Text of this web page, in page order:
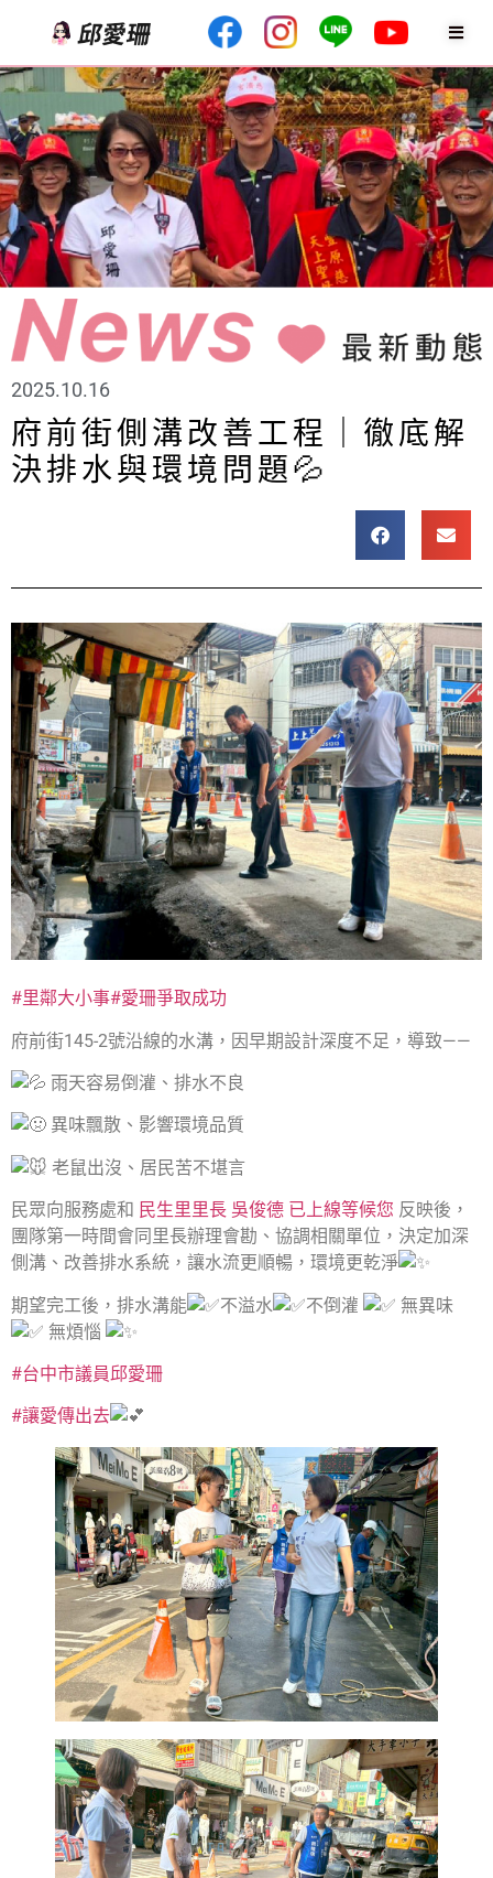
2025.10.16
府前街側溝改善工程｜徹底解
決排水與環境問題💦
#里鄰大小事#愛珊爭取成功
府前街145-2號沿線的水溝，因早期設計深度不足，導致——
雨天容易倒灌、排水不良
異味飄散、影響環境品質
老鼠出沒、居民苦不堪言
民眾向服務處和 民生里里長 吳俊德 已上線等候您 反映後，
團隊第一時間會同里長辦理會勘、協調相關單位，決定加深
側溝、改善排水系統，讓水流更順暢，環境更乾淨
期望完工後，排水溝能 不溢水 不倒灌
無異味
無煩惱
#台中市議員邱愛珊
#讓愛傳出去